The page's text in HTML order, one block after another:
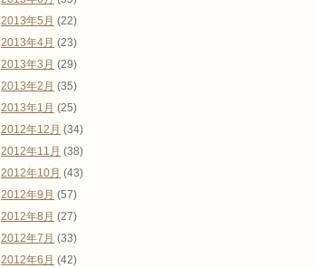
2013年5月 (22)
2013年4月 (23)
2013年3月 (29)
2013年2月 (35)
2013年1月 (25)
2012年12月 (34)
2012年11月 (38)
2012年10月 (43)
2012年9月 (57)
2012年8月 (27)
2012年7月 (33)
2012年6月 (42)